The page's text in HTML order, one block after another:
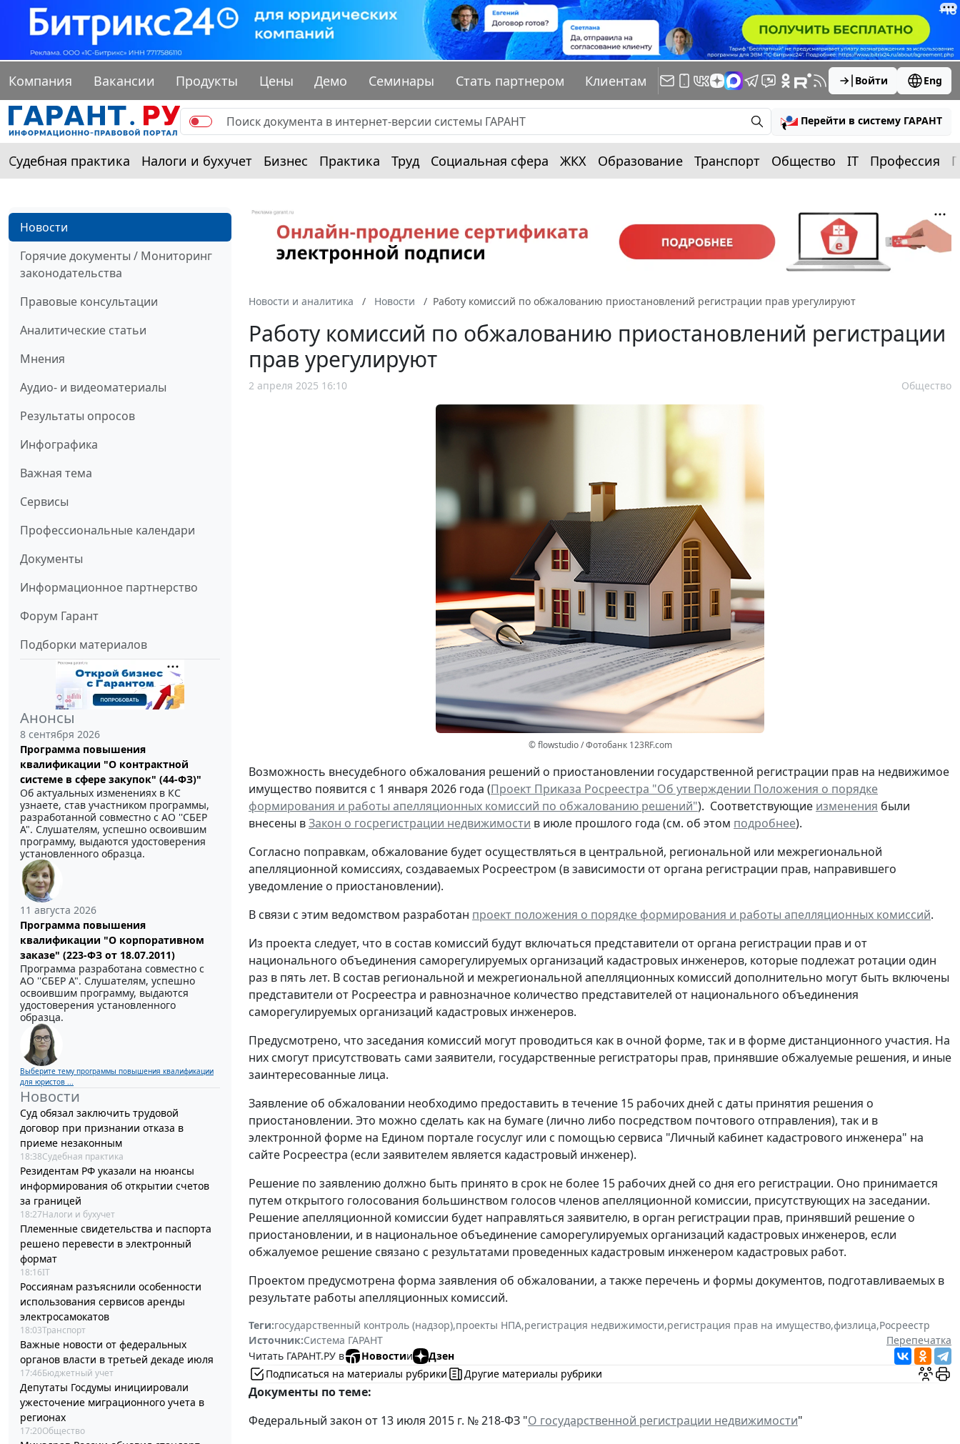
Компания Вакансии Продукты Цены Демо Семинары Стать партнером Клиентам Войти Eng
Перейти в систему ГАРАНТ
Судебная практика Налоги и бухучет Бизнес Практика Труд Социальная сфера ЖКХ Образование Транспорт Общество IT Профессия
Новости
Горячие документы / Мониторинг
законодательства
Правовые консультации
Аналитические статьи
Мнения
Аудио- и видеоматериалы
Результаты опросов
Инфографика
Важная тема
Сервисы
Профессиональные календари
Документы
Информационное партнерство
Форум Гарант
Подборки материалов
Анонсы
8 сентября 2026
Программа повышения
квалификации "О контрактной
системе в сфере закупок" (44-ФЗ)"
Об актуальных изменениях в КС
узнаете, став участником программы,
разработанной совместно с АО ''СБЕР
А". Слушателям, успешно освоившим
программу, выдаются удостоверения
установленного образца.
11 августа 2026
Программа повышения
квалификации "О корпоративном
заказе" (223-ФЗ от 18.07.2011)
Программа разработана совместно с
АО ''СБЕР А". Слушателям, успешно
освоившим программу, выдаются
удостоверения установленного
образца.
Выберите тему программы повышения квалификации
для юристов ...
Новости
Суд обязал заключить трудовой
договор при признании отказа в
приеме незаконным
18:38Судебная практика
Резидентам РФ указали на нюансы
информирования об открытии счетов
за границей
18:27Налоги и бухучет
Племенные свидетельства и паспорта
решено перевести в электронный
формат
18:16IT
Россиянам разъяснили особенности
использования сервисов аренды
электросамокатов
18:03Транспорт
Важные новости от федеральных
органов власти в третьей декаде июля
17:46Бюджетный учет
Депутаты Госдумы инициировали
ужесточение миграционного учета в
регионах
17:20Общество
Новости и аналитика Новости Работу комиссий по обжалованию приостановлений регистрации прав урегулируют
Работу комиссий по обжалованию приостановлений регистрации
прав урегулируют
2 апреля 2025 16:10 Общество
© flowstudio / Фотобанк 123RF.com
Возможность внесудебного обжалования решений о приостановлении государственной регистрации прав на недвижимое
имущество появится с 1 января 2026 года (Проект Приказа Росреестра "Об утверждении Положения о порядке
формирования и работы апелляционных комиссий по обжалованию решений"). Соответствующие изменения были
внесены вЗакон о госрегистрации недвижимости в июле прошлого года (см. об этом подробнее).
Согласно поправкам, обжалование будет осуществляться в центральной, региональной или межрегиональной
апелляционной комиссиях, создаваемых Росреестром (в зависимости от органа регистрации прав, направившего
уведомление о приостановлении).
В связи с этим ведомством разработан проект положения о порядке формирования и работы апелляционных комиссий.
Из проекта следует, что в состав комиссий будут включаться представители от органа регистрации прав и от
национального объединения саморегулируемых организаций кадастровых инженеров, которые подлежат ротации один
раз в пять лет. В состав региональной и межрегиональной апелляционных комиссий дополнительно могут быть включены
представители от Росреестра и равнозначное количество представителей от национального объединения
саморегулируемых организаций кадастровых инженеров.
Предусмотрено, что заседания комиссий могут проводиться как в очной форме, так и в форме дистанционного участия. На
них смогут присутствовать сами заявители, государственные регистраторы прав, принявшие обжалуемые решения, и иные
заинтересованные лица.
Заявление об обжаловании необходимо предоставить в течение 15 рабочих дней с даты принятия решения о
приостановлении. Это можно сделать как на бумаге (лично либо посредством почтового отправления), так и в
электронной форме на Едином портале госуслуг или с помощью сервиса "Личный кабинет кадастрового инженера" на
сайте Росреестра (если заявителем является кадастровый инженер).
Решение по заявлению должно быть принято в срок не более 15 рабочих дней со дня его регистрации. Оно принимается
путем открытого голосования большинством голосов членов апелляционной комиссии, присутствующих на заседании.
Решение апелляционной комиссии будет направляться заявителю, в орган регистрации прав, принявший решение о
приостановлении, и в национальное объединение саморегулируемых организаций кадастровых инженеров, если
обжалуемое решение связано с результатами проведенных кадастровым инженером кадастровых работ.
Проектом предусмотрена форма заявления об обжаловании, а также перечень и формы документов, подготавливаемых в
результате работы апелляционных комиссий.
Теги:государственный контроль (надзор),проекты НПА,регистрация недвижимости,регистрация прав на имущество,физлица,Росреестр
Источник:Система ГАРАНТ
Перепечатка
Читать ГАРАНТ.РУ в
Новостии
Дзен
Подписаться на материалы рубрики
Другие материалы рубрики
Документы по теме:
Федеральный закон от 13 июля 2015 г. № 218-ФЗ "О государственной регистрации недвижимости"